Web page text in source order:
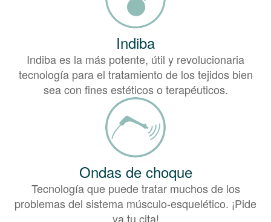
Indiba
Indiba es la más potente, útil y revolucionaria
tecnología para el tratamiento de los tejidos bien
sea con fines estéticos o terapéuticos.
Ondas de choque
Tecnología que puede tratar muchos de los
problemas del sistema músculo-esquelético. ¡Pide
ya tu cita!